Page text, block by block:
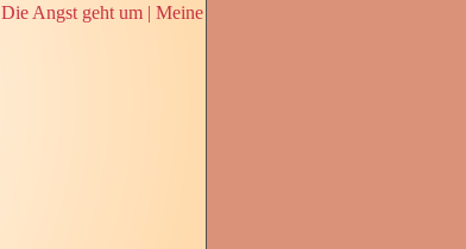
Die Angst geht um | Meine